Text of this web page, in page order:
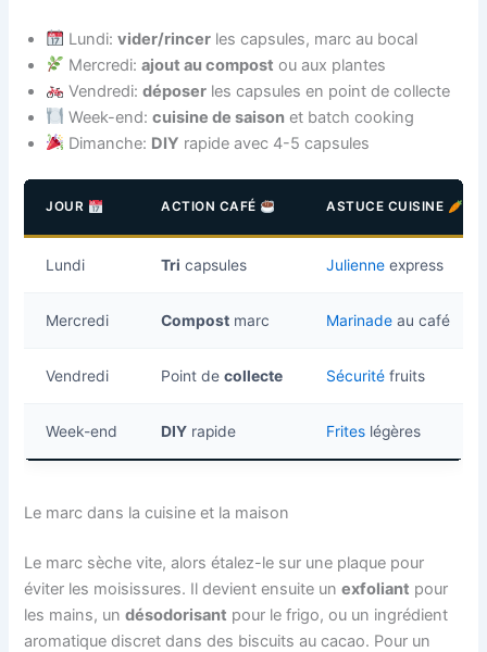
Lundi:vider/rincer les capsules, marc au bocal
Mercredi:ajout au compost ou aux plantes
Vendredi:déposer les capsules en point de collecte
Week-end:cuisine de saison et batch cooking
Dimanche: DIY rapide avec 4-5 capsules
JOUR ACTION CAFÉ ASTUCE CUISINE
Lundi Tri capsules Julienne express
Mercredi Compost marc Marinade au café
Vendredi Point decollecte Sécurité fruits
Week-end DIY rapide Frites légères
Le marc dans la cuisine et la maison
Le marc sèche vite, alors étalez-le sur une plaque pour
éviter les moisissures. Il devient ensuite unexfoliant pour
les mains, undésodorisant pour le frigo, ou un ingrédient
aromatique discret dans des biscuits au cacao. Pour un